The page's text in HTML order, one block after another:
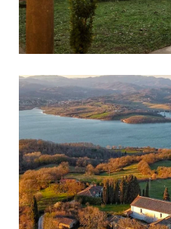
San Giovanni in Petroio